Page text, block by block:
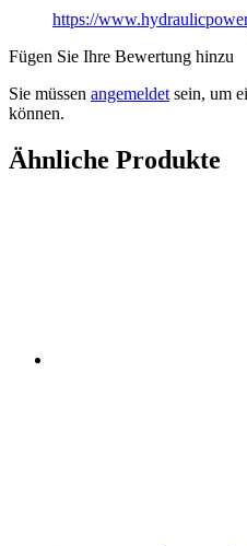
https://
Fügen Sie Ihre Bewertung hinzu
Sie müssen angemeldetsein, um
können.
Ähnliche Produkte